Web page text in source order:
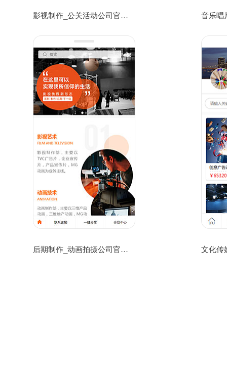
影视制作_公关活动公司官方手机网站模板免费下载
后期制作_动画拍摄公司官方手机网站模板源码免费下载